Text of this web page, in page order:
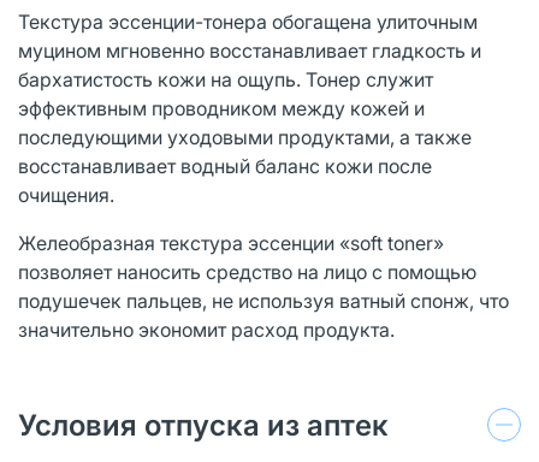
Текстура эссенции-тонера обогащена улиточным
муцином мгновенно восстанавливает гладкость и
бархатистость кожи на ощупь. Тонер служит
эффективным проводником между кожей и
последующими уходовыми продуктами, а также
восстанавливает водный баланс кожи после
очищения.
Желеобразная текстура эссенции «soft toner»
позволяет наносить средство на лицо с помощью
подушечек пальцев, не используя ватный спонж, что
значительно экономит расход продукта.
Условия отпуска из аптек